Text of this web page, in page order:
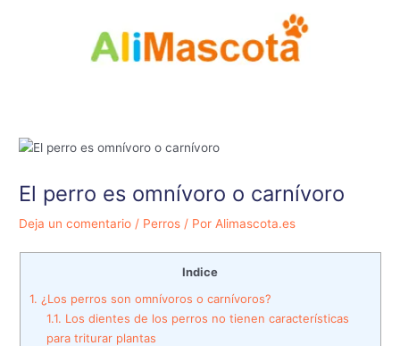
El perro es omnívoro o carnívoro
Deja un comentario / Perros / PorAlimascota.es
Indice
1. ¿Los perros son omnívoros o carnívoros?
1.1. Los dientes de los perros no tienen características
para triturar plantas